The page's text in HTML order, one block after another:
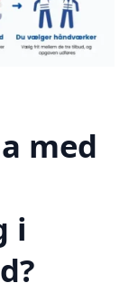
med
i